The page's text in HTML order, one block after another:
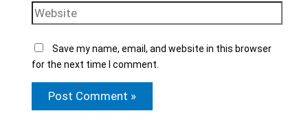
Save my name, email, and website in this browser
for the next time I comment.